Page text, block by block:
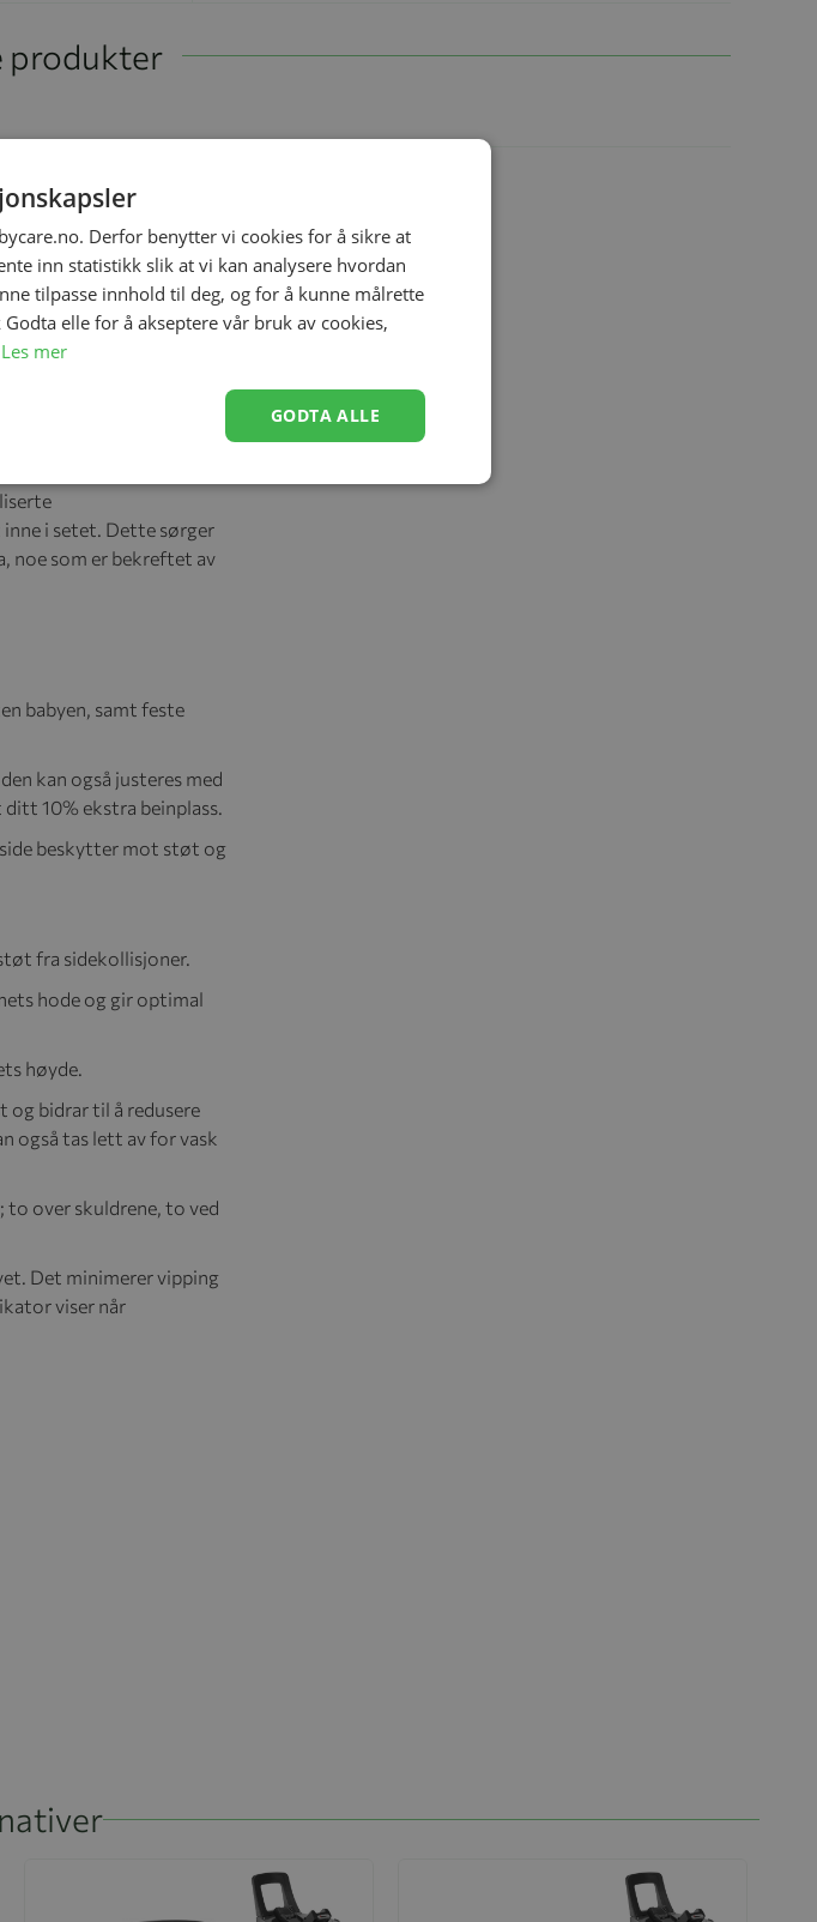
105 cm). Setet med 90°
den åpne bildøren
og moderne design
fra 60-105 cm//3 mnd
vokst ut av åtte
Med tolv
for din "store" lille.
i setet. Dette sørger
noe som er bekreftet av
babyen, samt feste
kan også justeres med
10% ekstra beinplass.
beskytter mot støt og
fra sidekollisjoner.
hode og gir optimal
høyde.
og bidrar til å redusere
også tas lett av for vask
over skuldrene, to ved
Det minimerer vipping
viser når
produkter
Derfor benytter vi cookies for å sikre at
inn statistikk slik at vi kan analysere hvordan
tilpasse innhold til deg, og for å kunne målrette
elle for å akseptere vår bruk av cookies,
Les mer
GODTA ALLE